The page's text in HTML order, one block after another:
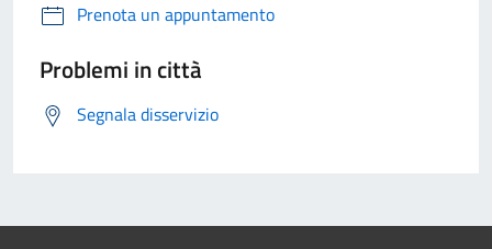
Prenota un appuntamento
Problemi in città
Segnala disservizio